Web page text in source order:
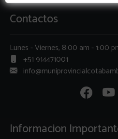
Contactos
Lunes - Viernes, 8:00 am - 1:00
+51 914471001
Informacion